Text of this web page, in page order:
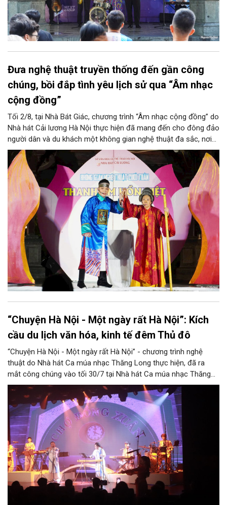
Đưa nghệ thuật truyền thống đến gần công
chúng, bồi đắp tình yêu lịch sử qua “Âm nhạc
cộng đồng”
Tối 2/8, tại Nhà Bát Giác, chương trình “Âm nhạc cộng đồng” do
Nhà hát Cải lương Hà Nội thực hiện đã mang đến cho đông đảo
người dân và du khách một không gian nghệ thuật đa sắc, nơi
những làn điệu cải lương, ca cổ, tân cổ và các tiết mục múa
hòa quyện trong không gian của phố đi bộ hồ Hoàn Kiếm. Đặc
biệt, chương trình có sự giao lưu của các nghệ sĩ đến từ
phương Nam, góp phần tạo nên cuộc gặp gỡ nghệ thuật giàu
cảm xúc.
“Chuyện Hà Nội - Một ngày rất Hà Nội”: Kích
cầu du lịch văn hóa, kinh tế đêm Thủ đô
“Chuyện Hà Nội - Một ngày rất Hà Nội” - chương trình nghệ
thuật do Nhà hát Ca múa nhạc Thăng Long thực hiện, đã ra
mắt công chúng vào tối 30/7 tại Nhà hát Ca múa nhạc Thăng
Long (số 31 - 33 phố Lương Văn Can, phường Hoàn Kiếm).